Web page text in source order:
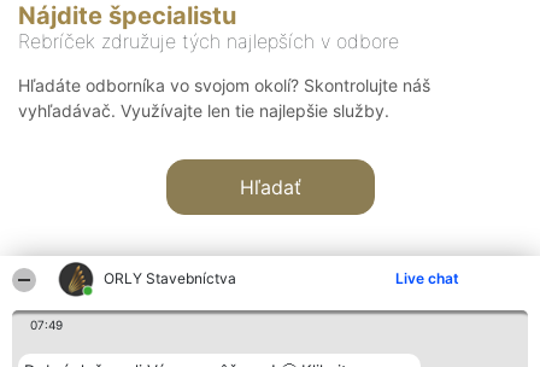
ORLY Stavebníctva Live chat
07:49
Nájdite špecialistu
Rebríček združuje tých najlepších v odbore
Hľadáte odborníka vo svojom okolí? Skontrolujte náš
vyhľadávač. Využívajte len tie najlepšie služby.
Hľadať